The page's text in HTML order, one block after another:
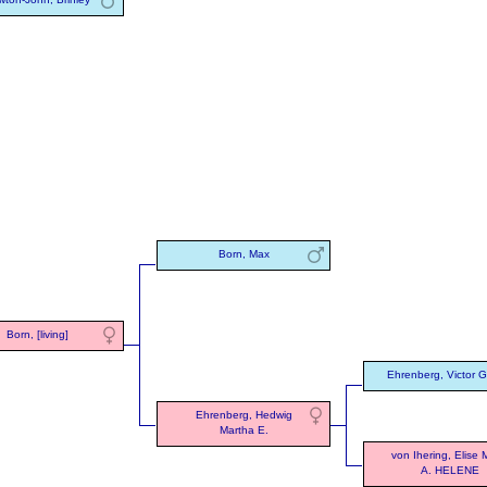
Born, [living]
Born, Max
Ehrenberg, Hedwig
Martha E.
Ehrenberg, Victor
von Ihering, Elise
A. HELENE